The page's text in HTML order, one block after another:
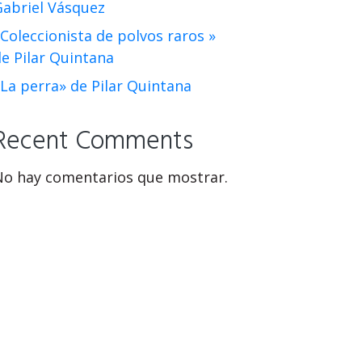
Vásquez
de polvos raros »
Pilar Quintana
perra» de Pilar Quintana
Comments
hay comentarios que mostrar.